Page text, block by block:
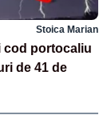
Stoica Marian
cod portocaliu
de 41 de